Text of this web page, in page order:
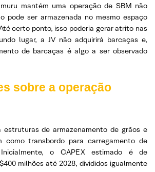
mantém uma operação de SBM não
pode ser armazenada no mesmo espaço
certo ponto, isso poderia gerar atrito nas
lugar, a JV não adquirirá barcaças e,
de barcaças é algo a ser observado
sobre a operação
estruturas de armazenamento de grãos e
como transbordo para carregamento de
o CAPEX estimado é de
milhões até 2028, divididos igualmente